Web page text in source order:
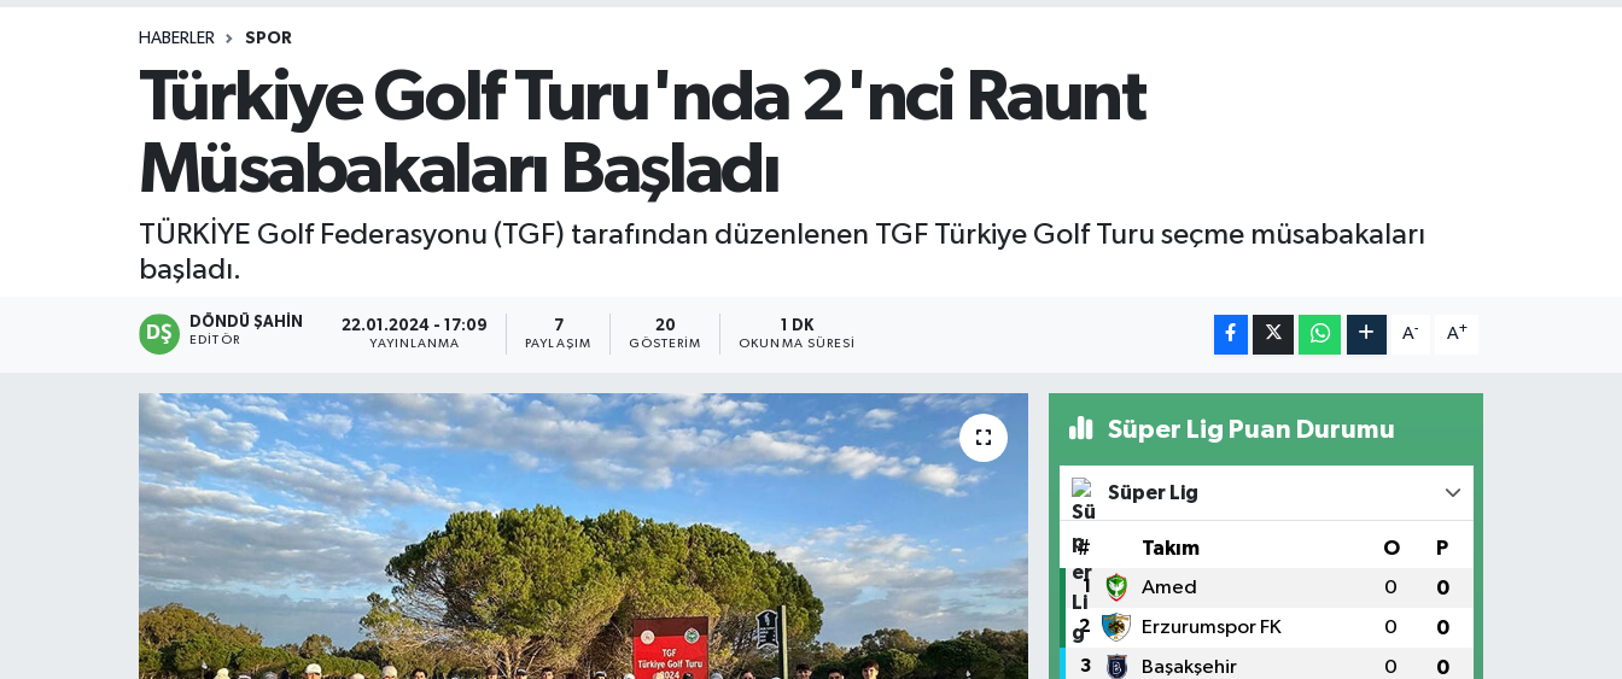
HABERLER SPOR
Türkiye Golf Turu'nda 2'nci Raunt
Müsabakaları Başladı
TÜRKİYE Golf Federasyonu (TGF) tarafından düzenlenen TGF Türkiye Golf Turu seçme müsabakaları
başladı.
DÖNDÜ ŞAHİN
EDITÖR
22.01.2024 - 17:09
YAYINLANMA
7
PAYLAŞIM
20
GÖSTERIM
1 DK
OKUNMA SÜRESI
A- A+
Süper Lig Puan Durumu
Süper Lig
# Takım O P
1 Amed 0 0
2 Erzurumspor FK 0 0
3 Başakşehir 0 0